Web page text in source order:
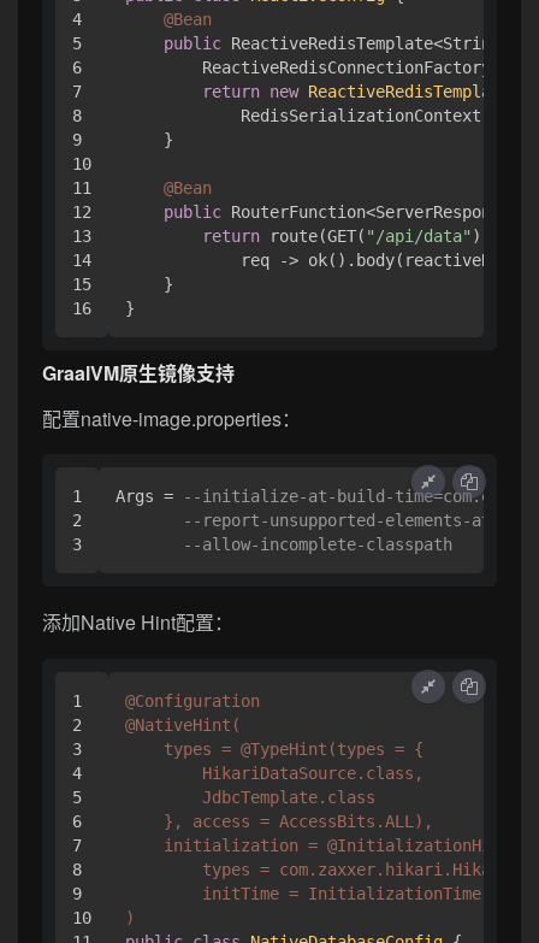
4
5
6
7
8
9
10
11
12
13
14
15
@Bean
public ReactiveRedisTemplate<String,
ReactiveRedisConnectionFactory
return new ReactiveRedisTemplate
    }
@Bean
public RouterFunction<ServerResponse>
return route(GET( "/api/data" ),
req ->
    }
GraalVM原生镜像支持
配置native-image.properties：
1
2
Args =
--initialize-at-build-
--report-unsupported-elements-at-
--allow-incomplete-classpath
添加Native Hint配置：
1
2
3
4
5
6
7
8
9
10
@Configuration
@NativeHint(
    types = @TypeHint(types = {
        HikariDataSource.class,
        JdbcTemplate.class
    }, access = AccessBits.ALL),
    initialization = @InitializationHint(
types =
initTime =
)